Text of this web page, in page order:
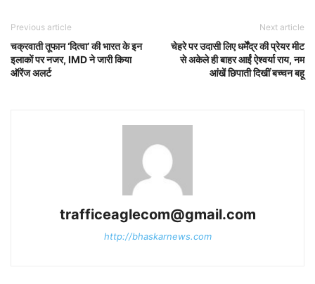
Previous article
चक्रवाती तूफान ‘दित्वा’ की भारत के इन
इलाकों पर नजर, IMD ने जारी किया
ऑरेंज अलर्ट
Next article
चेहरे पर उदासी लिए धर्मेंद्र की प्रेयर मीट
से अकेले ही बाहर आईं ऐश्वर्या राय, नम
आंखें छिपाती दिखीं बच्चन बहू
trafficeaglecom@gmail.com
http://bhaskarnews.com